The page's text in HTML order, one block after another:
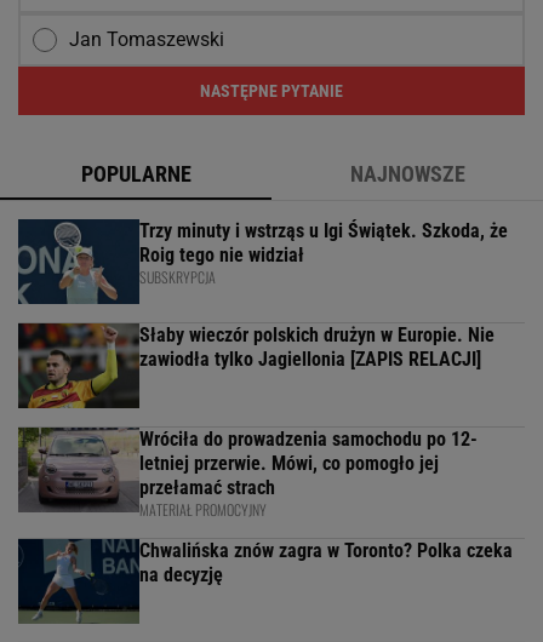
Jan Tomaszewski
NASTĘPNE PYTANIE
POPULARNE NAJNOWSZE
Trzy minuty i wstrząs u Igi Świątek. Szkoda, że
Roig tego nie widział
SUBSKRYPCJA
Słaby wieczór polskich drużyn w Europie. Nie
zawiodła tylko Jagiellonia [ZAPIS RELACJI]
Wróciła do prowadzenia samochodu po 12-
letniej przerwie. Mówi, co pomogło jej
przełamać strach
MATERIAŁ PROMOCYJNY
Chwalińska znów zagra w Toronto? Polka czeka
na decyzję